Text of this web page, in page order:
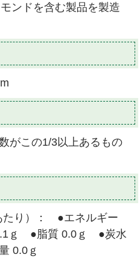
ンドを含む製品を製造
この1/3以上あるもの
たり）： ●エネルギー
ｇ ●脂質 0.0ｇ ●炭水
0.0ｇ